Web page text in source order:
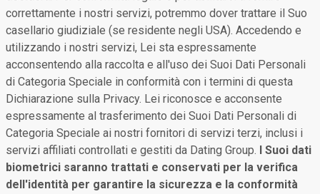
correttamente i nostri servizi, potremmo dover trattare il Suo
casellario giudiziale (se residente negli USA). Accedendo e
utilizzando i nostri servizi, Lei sta espressamente
acconsentendo alla raccolta e all'uso dei Suoi Dati Personali
di Categoria Speciale in conformità con i termini di questa
Dichiarazione sulla Privacy. Lei riconosce e acconsente
espressamente al trasferimento dei Suoi Dati Personali di
Categoria Speciale ai nostri fornitori di servizi terzi, inclusi i
servizi affiliati controllati e gestiti da Dating Group. I Suoi dati
biometrici saranno trattati e conservati per la verifica
dell'identità per garantire la sicurezza e la conformità